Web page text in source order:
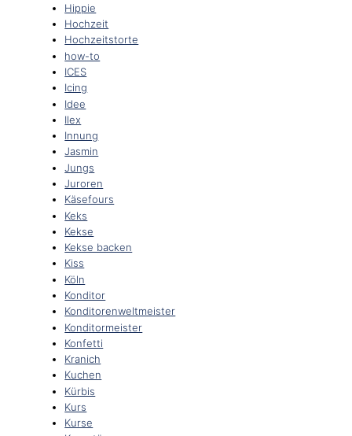
Hippie
Hochzeit
Hochzeitstorte
how-to
ICES
Icing
Idee
Ilex
Innung
Jasmin
Jungs
Juroren
Käsefours
Keks
Kekse
Kekse backen
Kiss
Köln
Konditor
Konditorenweltmeister
Konditormeister
Konfetti
Kranich
Kuchen
Kürbis
Kurs
Kurse